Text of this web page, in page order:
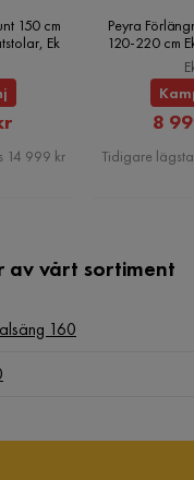
150 cm
Ek
14 999 kr
Peyra
120-220 cm
8
Tidigare
av vårt sortiment
160